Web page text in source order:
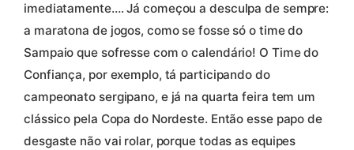
imediatamente…. Já começou a desculpa de sempre:
a maratona de jogos, como se fosse só o time do
Sampaio que sofresse com o calendário! O Time do
Confiança, por exemplo, tá participando do
campeonato sergipano, e já na quarta feira tem um
clássico pela Copa do Nordeste. Então esse papo de
desgaste não vai rolar, porque todas as equipes